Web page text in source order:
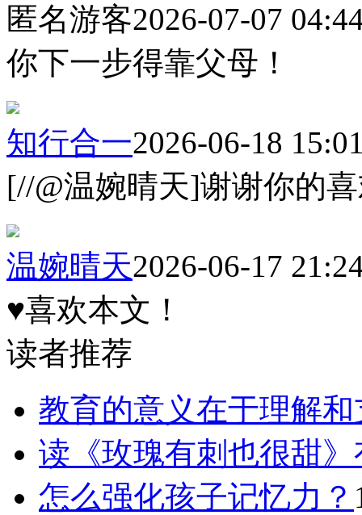
匿名游客2026-07-07
你下一步得靠父母！
知行合一2026-06-18
[//@温婉晴天]谢谢你的
温婉晴天2026-06-17
♥喜欢本文！
读者推荐
教育的意义在于理解和
读《玫瑰有刺也很甜》
怎么强化孩子记忆力？